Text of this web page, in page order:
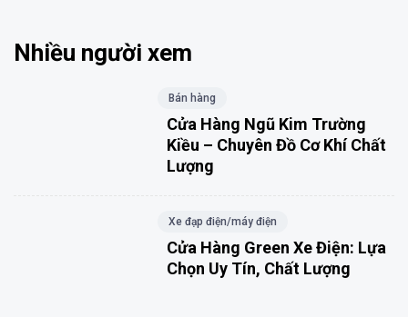
Nhiều người xem
Bán hàng
Cửa Hàng Ngũ Kim Trường
Kiều – Chuyên Đồ Cơ Khí Chất
Lượng
Xe đạp điện/máy điện
Cửa Hàng Green Xe Điện: Lựa
Chọn Uy Tín, Chất Lượng